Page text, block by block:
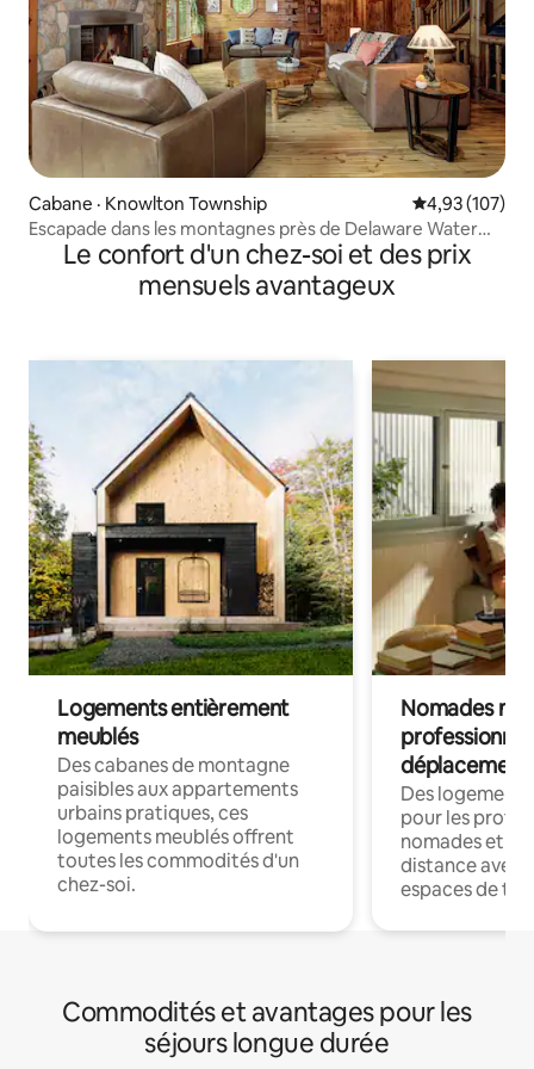
Cabane · Knowlton Township Note
4,93 (107)
Escapade dans les montagnes près de Delaware Water
Gap »Le confort d'un chez-soi et des prix
mensuels avantageux
Logements entièrement
meublés
Des cabanes de montagne
paisibles aux appartements
urbains pratiques, ces
logements meublés offrent
toutes les commodités d'un
chez-soi.
Nomades
déplacement
Des
pour les
nomades et
distance avec
espaces de
Commodités et avantages pour les
séjours longue durée